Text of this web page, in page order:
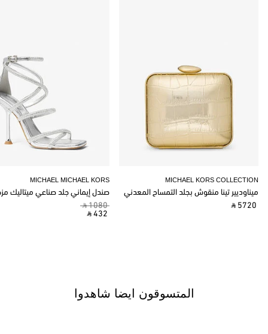
MICHAEL MICHAEL KORS
صندل إيماني جلد صناعي ميتاليك
‎ ⃁ 1080 ‎
‎ ⃁ 432 ‎
MICHAEL KORS COLLECTION
ميناوديير تينا منقوش بجلد التمساح المعدني
‎ ⃁ 5720 ‎
المتسوقون ايضا شاهدوا